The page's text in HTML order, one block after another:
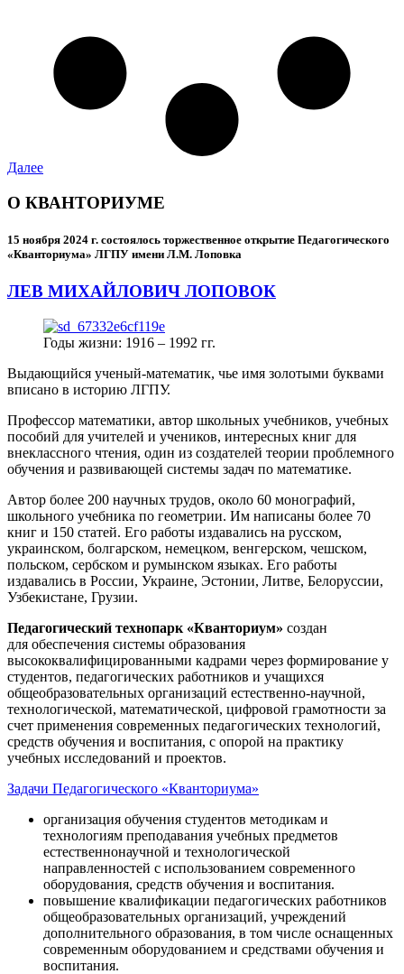
Далее
О КВАНТОРИУМЕ
15 ноября 2024 г. состоялось торжественное открытие Педагогического
«Кванториума» ЛГПУ имени Л.М. Лоповка
ЛЕВ МИХАЙЛОВИЧ ЛОПОВОК
Годы жизни: 1916 – 1992 гг.
Выдающийся ученый-математик, чье имя золотыми буквами
вписано в историю ЛГПУ.
Профессор математики, автор школьных учебников, учебных
пособий для учителей и учеников, интересных книг для
внеклассного чтения, один из создателей теории проблемного
обучения и развивающей системы задач по математике.
Автор более 200 научных трудов, около 60 монографий,
школьного учебника по геометрии. Им написаны более 70
книг и 150 статей. Его работы издавались на русском,
украинском, болгарском, немецком, венгерском, чешском,
польском, сербском и румынском языках. Его работы
издавались в России, Украине, Эстонии, Литве, Белоруссии,
Узбекистане, Грузии.
Педагогический технопарк «Кванториум» создан
для обеспечения системы образования
высококвалифицированными кадрами через формирование у
студентов, педагогических работников и учащихся
общеобразовательных организаций естественно-научной,
технологической, математической, цифровой грамотности за
счет применения современных педагогических технологий,
средств обучения и воспитания, с опорой на практику
учебных исследований и проектов.
Задачи Педагогического «Кванториума»
организация обучения студентов методикам и
технологиям преподавания учебных предметов
естественнонаучной и технологической
направленностей с использованием современного
оборудования, средств обучения и воспитания.
повышение квалификации педагогических работников
общеобразовательных организаций, учреждений
дополнительного образования, в том числе оснащенных
современным оборудованием и средствами обучения и
воспитания.